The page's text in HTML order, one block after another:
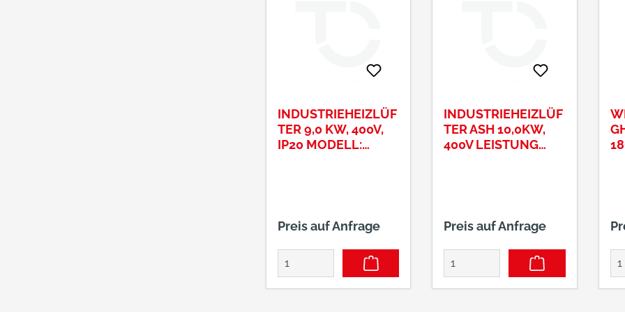
INDUSTRIEHEIZLÜF
TER 9,0 KW, 400V,
IP20 MODELL:
Preis auf Anfrage
INDUSTRIEHEIZLÜF
TER ASH 10,0KW,
400V LEISTUNG
Preis auf Anfrage